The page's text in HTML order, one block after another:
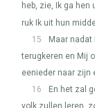
heb, zie, Ik ga hen
ruk Ik uit hun
15
Maar nadat
terugkeren en Mij
eenieder naar zijn
16
En het zal
volk zullen leren,